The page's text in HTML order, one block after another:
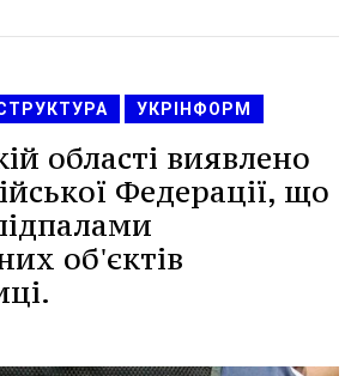
УКРІНФОРМ
області виявлено
Федерації, що
об'єктів